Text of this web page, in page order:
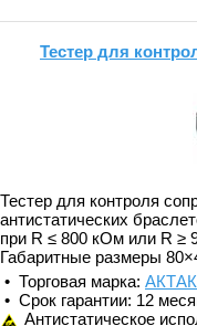
Тестер для
Тестер для контроля
антистатических
при R ≤ 800 кОм или R ≥
Габаритные размеры
• Торговая марка:
• Срок гарантии: 12
Антистатическое